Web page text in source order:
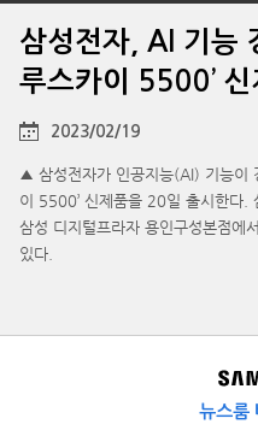
삼성전자, AI 기능
루스카이 5500’ 신
2023/02/19
▲ 삼성전자가 인공지능(AI) 기능이
이 5500’ 신제품을 20일 출시한다.
삼성 디지털프라자 용인구성본점에
있다.
뉴스룸